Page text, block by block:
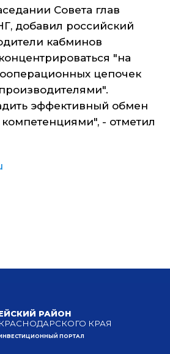
Совета глав
добавил российский
кабминов
"на
цепочек
эффективный обмен
- отметил
РАЙОН
КРАСНОДАРСКОГО КРАЯ
ПОРТАЛ